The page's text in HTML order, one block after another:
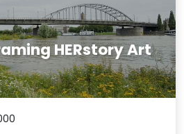
HERstory Art